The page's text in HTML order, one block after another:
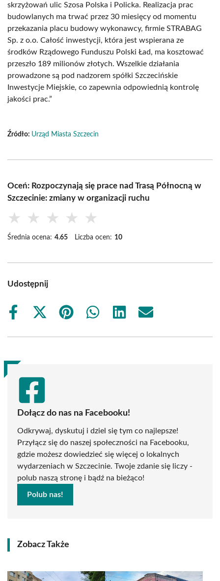
skrzyżowań ulic Szosa Polska i Policka. Realizacja prac
budowlanych ma trwać przez 30 miesięcy od momentu
przekazania placu budowy wykonawcy, firmie STRABAG
Sp. z o.o. Całość inwestycji, która jest wspierana ze
środków Rządowego Funduszu Polski Ład, ma kosztować
przeszło 189 milionów złotych. Wszelkie działania
prowadzone są pod nadzorem spółki Szczecińskie
Inwestycje Miejskie, co zapewnia odpowiednią kontrolę
jakości prac.”
Źródło: Urząd Miasta Szczecin
Oceń: Rozpoczynają się prace nad Trasą Północną w
Szczecinie: zmiany w organizacji ruchu
★ ★ ★ ★ ★
Średnia ocena: 4.65 Liczba ocen: 10
Udostępnij
Share
Share
(Twitter)
Share
Share
Share
Share
Dołącz do nas na Facebooku!
Odkrywaj, dyskutuj i dziel się tym co najlepsze!
Przyłącz się do naszej społeczności na Facebooku,
gdzie możesz dowiedzieć się więcej o lokalnych
wydarzeniach w Szczecinie. Twoje zdanie się liczy -
polub naszą stronę i bądź na bieżąco!
Polub nas!
Zobacz Także